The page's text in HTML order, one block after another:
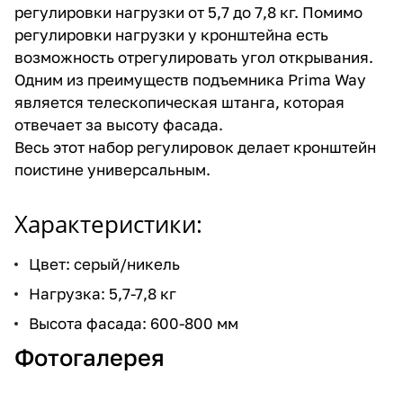
регулировки нагрузки от 5,7 до 7,8 кг. Помимо
регулировки нагрузки у кронштейна есть
возможность отрегулировать угол открывания.
Одним из преимуществ подъемника Prima Way
является телескопическая штанга, которая
отвечает за высоту фасада.
Весь этот набор регулировок делает кронштейн
поистине универсальным.
Характеристики:
Цвет: серый/никель
Нагрузка: 5,7-7,8 кг
Высота фасада: 600-800 мм
Фотогалерея